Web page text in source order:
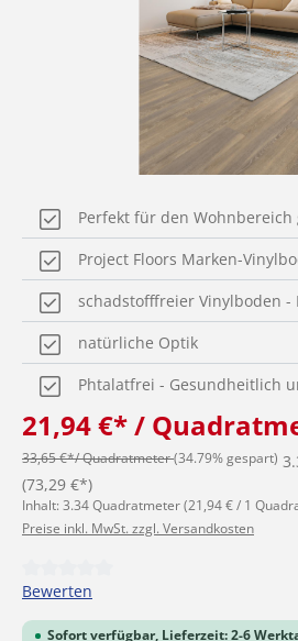
Perfekt für den Wohnbereich
Project Floors Marken-
schadstofffreier Vinylboden -
natürliche Optik
Phtalatfrei - Gesundheitlich
21,94 €* /
33,65 €*/ Quadratmeter(34.79% gespart)
(73,29 €*)
Inhalt: 3.34 Quadratmeter(21,94 € / 1
Preise inkl. MwSt. zzgl. Versandkosten
Durchschnittliche Bewertung von 0
Bewerten
Sofort verfügbar, Lieferzeit: 2-6